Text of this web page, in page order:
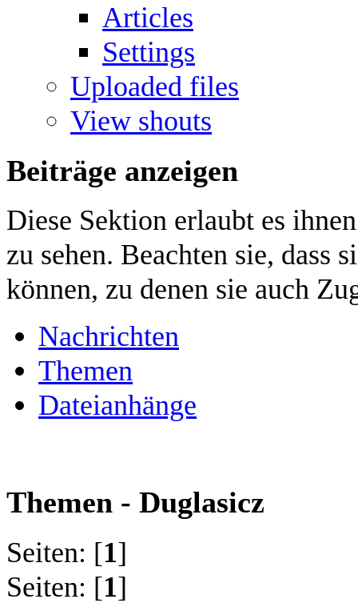
Articles
Settings
Uploaded files
View shouts
Beiträge anzeigen
Diese Sektion erlaubt es
zu sehen. Beachten sie, dass
können, zu denen sie auch
Nachrichten
Themen
Dateianhänge
Themen - Duglasicz
Seiten: [1]
Seiten: [1]